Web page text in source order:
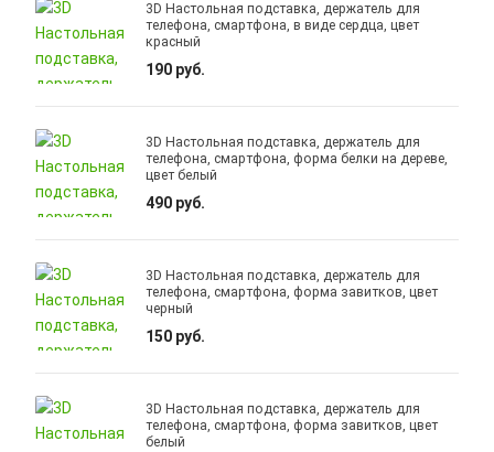
3D Настольная подставка, держатель для
телефона, смартфона, в виде сердца, цвет
красный
190 руб.
3D Настольная подставка, держатель для
телефона, смартфона, форма белки на дереве,
цвет белый
490 руб.
3D Настольная подставка, держатель для
телефона, смартфона, форма завитков, цвет
черный
150 руб.
3D Настольная подставка, держатель для
телефона, смартфона, форма завитков, цвет
белый